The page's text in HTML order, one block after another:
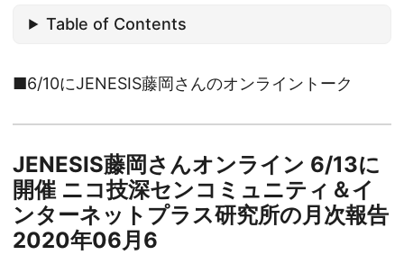
Table of Contents
■6/10にJENESIS藤岡さんのオンライントーク
JENESIS藤岡さんオンライン 6/13に
開催 ニコ技深センコミュニティ＆イ
ンターネットプラス研究所の月次報告
2020年06月6